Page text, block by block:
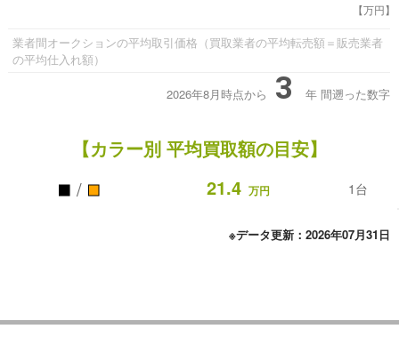
【万円】
業者間オークションの平均取引価格（買取業者の平均転売額＝販売業者
の平均仕入れ額）
2026年8月時点から 3 年 間遡った数字
【カラー別 平均買取額の目安】
■ / ■ 21.4 万円 1台
※データ更新：2026年07月31日